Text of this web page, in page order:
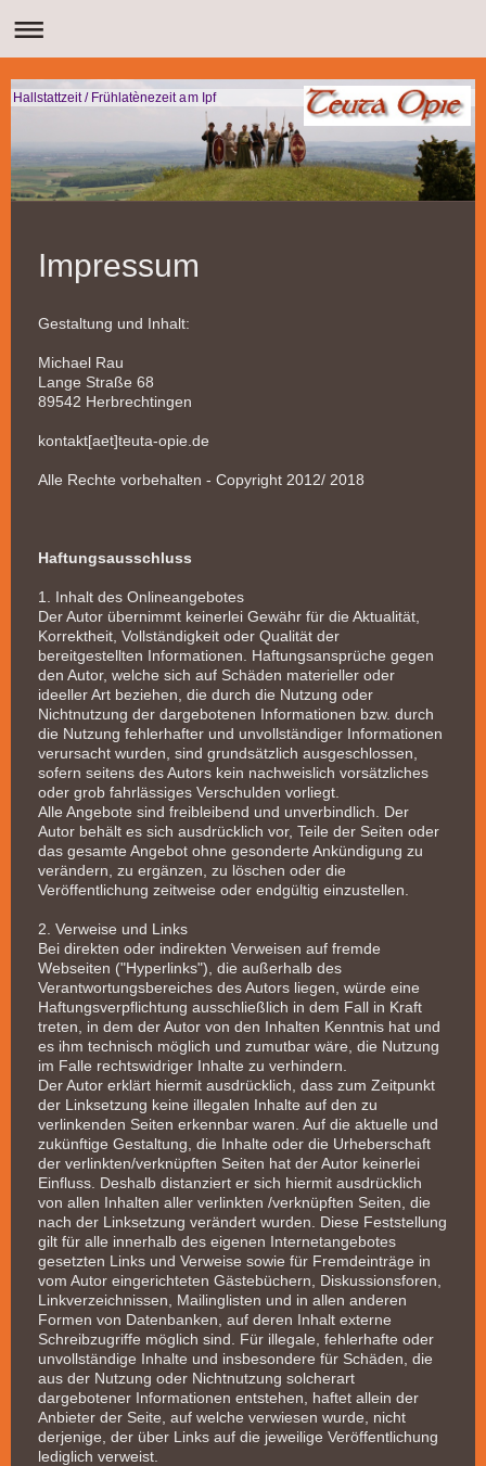
Hallstattzeit / Frühlatènezeit am Ipf
Impressum
Gestaltung und Inhalt:
Michael Rau
Lange Straße 68
89542 Herbrechtingen
kontakt[aet]teuta-opie.de
Alle Rechte vorbehalten - Copyright 2012/ 2018
Haftungsausschluss
1. Inhalt des Onlineangebotes
Der Autor übernimmt keinerlei Gewähr für die Aktualität,
Korrektheit, Vollständigkeit oder Qualität der
bereitgestellten Informationen. Haftungsansprüche gegen
den Autor, welche sich auf Schäden materieller oder
ideeller Art beziehen, die durch die Nutzung oder
Nichtnutzung der dargebotenen Informationen bzw. durch
die Nutzung fehlerhafter und unvollständiger Informationen
verursacht wurden, sind grundsätzlich ausgeschlossen,
sofern seitens des Autors kein nachweislich vorsätzliches
oder grob fahrlässiges Verschulden vorliegt.
Alle Angebote sind freibleibend und unverbindlich. Der
Autor behält es sich ausdrücklich vor, Teile der Seiten oder
das gesamte Angebot ohne gesonderte Ankündigung zu
verändern, zu ergänzen, zu löschen oder die
Veröffentlichung zeitweise oder endgültig einzustellen.
2. Verweise und Links
Bei direkten oder indirekten Verweisen auf fremde
Webseiten ("Hyperlinks"), die außerhalb des
Verantwortungsbereiches des Autors liegen, würde eine
Haftungsverpflichtung ausschließlich in dem Fall in Kraft
treten, in dem der Autor von den Inhalten Kenntnis hat und
es ihm technisch möglich und zumutbar wäre, die Nutzung
im Falle rechtswidriger Inhalte zu verhindern.
Der Autor erklärt hiermit ausdrücklich, dass zum Zeitpunkt
der Linksetzung keine illegalen Inhalte auf den zu
verlinkenden Seiten erkennbar waren. Auf die aktuelle und
zukünftige Gestaltung, die Inhalte oder die Urheberschaft
der verlinkten/verknüpften Seiten hat der Autor keinerlei
Einfluss. Deshalb distanziert er sich hiermit ausdrücklich
von allen Inhalten aller verlinkten /verknüpften Seiten, die
nach der Linksetzung verändert wurden. Diese Feststellung
gilt für alle innerhalb des eigenen Internetangebotes
gesetzten Links und Verweise sowie für Fremdeinträge in
vom Autor eingerichteten Gästebüchern, Diskussionsforen,
Linkverzeichnissen, Mailinglisten und in allen anderen
Formen von Datenbanken, auf deren Inhalt externe
Schreibzugriffe möglich sind. Für illegale, fehlerhafte oder
unvollständige Inhalte und insbesondere für Schäden, die
aus der Nutzung oder Nichtnutzung solcherart
dargebotener Informationen entstehen, haftet allein der
Anbieter der Seite, auf welche verwiesen wurde, nicht
derjenige, der über Links auf die jeweilige Veröffentlichung
lediglich verweist.